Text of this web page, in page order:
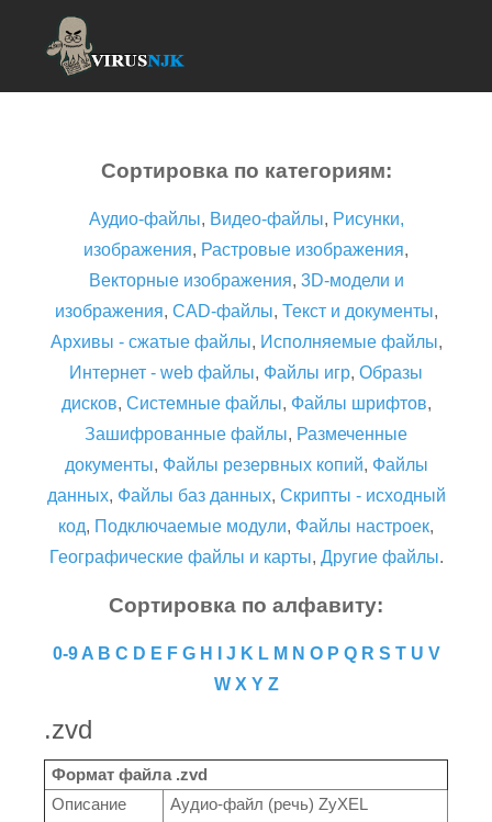
Сортировка по категориям:
Аудио-файлы, Видео-файлы, Рисунки,
изображения, Растровые изображения,
Векторные изображения, 3D-модели и
изображения, CAD-файлы, Текст и документы,
Архивы - сжатые файлы, Исполняемые файлы,
Интернет - web файлы, Файлы игр, Образы
дисков, Системные файлы, Файлы шрифтов,
Зашифрованные файлы, Размеченные
документы, Файлы резервных копий, Файлы
данных, Файлы баз данных, Скрипты - исходный
код, Подключаемые модули, Файлы настроек,
Географические файлы и карты, Другие файлы.
Сортировка по алфавиту:
0-9 A B C D E F G H J K L M N O P Q R S T U V
W X Y Z
.zvd
Формат файла .zvd
Описание
Аудио-файл (речь) ZyXEL